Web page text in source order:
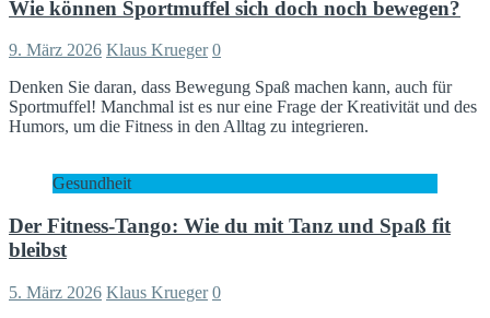
Wie können Sportmuffel sich doch noch bewegen?
9. März 2026 Klaus Krueger 0
Denken Sie daran, dass Bewegung Spaß machen kann, auch für
Sportmuffel! Manchmal ist es nur eine Frage der Kreativität und des
Humors, um die Fitness in den Alltag zu integrieren.
Gesundheit
Der Fitness-Tango: Wie du mit Tanz und Spaß fit
bleibst
5. März 2026 Klaus Krueger 0